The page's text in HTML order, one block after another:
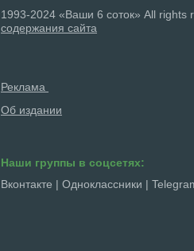
1993-2024 «Ваши 6 соток» All rights
содержания сайта
Реклама
Об издании
Наши группы в соцсетях:
Вконтакте | Одноклассники |